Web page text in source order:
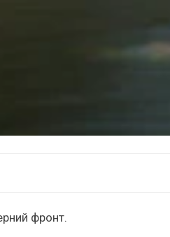
фронт.